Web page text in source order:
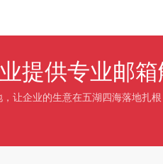
提供专业邮
让企业的生意在五湖四海落地扎